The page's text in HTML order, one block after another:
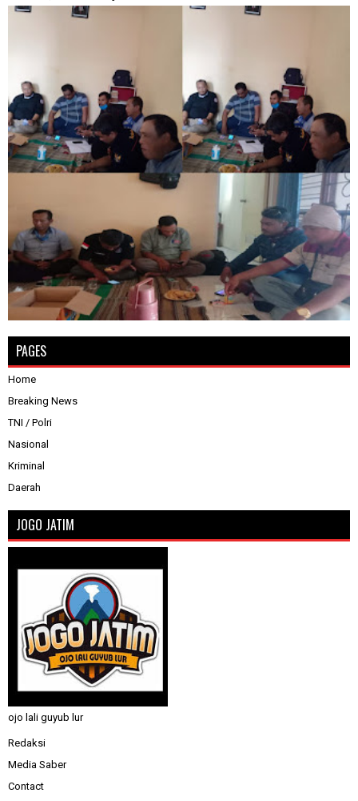
PAGES
Home
Breaking News
TNI / Polri
Nasional
Kriminal
Daerah
JOGO JATIM
ojo lali guyub lur
Redaksi
Media Saber
Contact